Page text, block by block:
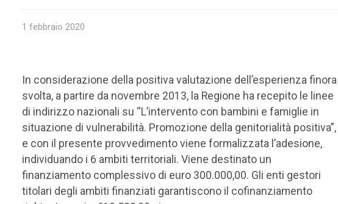
1 febbraio 2020
In considerazione della positiva valutazione dell’esperienza finora
svolta, a partire da novembre 2013, la Regione ha recepito le linee
di indirizzo nazionali su “L’intervento con bambini e famiglie in
situazione di vulnerabilità. Promozione della genitorialità positiva”,
e con il presente provvedimento viene formalizzata l’adesione,
individuando i 6 ambiti territoriali. Viene destinato un
finanziamento complessivo di euro 300.000,00. Gli enti gestori
titolari degli ambiti finanziati garantiscono il cofinanziamento